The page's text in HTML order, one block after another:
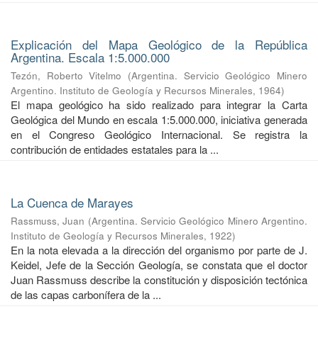
Explicación del Mapa Geológico de la República
Argentina. Escala 1:5.000.000
Tezón, Roberto Vitelmo (Argentina. Servicio Geológico Minero
Argentino. Instituto de Geología y Recursos Minerales, 1964)
El mapa geológico ha sido realizado para integrar la Carta
Geológica del Mundo en escala 1:5.000.000, iniciativa generada
en el Congreso Geológico Internacional. Se registra la
contribución de entidades estatales para la ...
La Cuenca de Marayes
Rassmuss, Juan (Argentina. Servicio Geológico Minero Argentino.
Instituto de Geología y Recursos Minerales, 1922)
En la nota elevada a la dirección del organismo por parte de J.
Keidel, Jefe de la Sección Geología, se constata que el doctor
Juan Rassmuss describe la constitución y disposición tectónica
de las capas carbonífera de la ...